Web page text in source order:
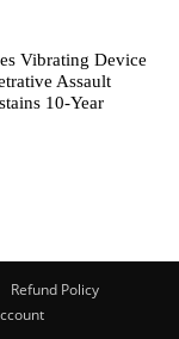
Vibrating Device
Assault
10-Year
Refund Policy